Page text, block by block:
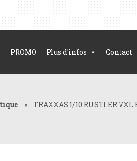
PROMO Plus d'infos Contact
»
TRAXXAS 1/10 RUSTLER